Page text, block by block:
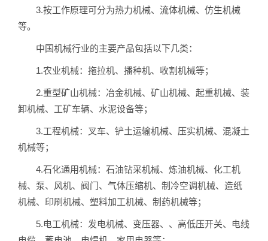
3.按工作原理可分为热力机械、流体机械、仿生机械
等。
中国机械行业的主要产品包括以下几类：
1.农业机械：拖拉机、播种机、收割机械等；
2.重型矿山机械：冶金机械、矿山机械、起重机械、装
卸机械、工矿车辆、水泥设备等；
3.工程机械：叉车、铲土运输机械、压实机械、混凝土
机械等；
4.石化通用机械：石油钻采机械、炼油机械、化工机
械、泵、风机、阀门、气体压缩机、制冷空调机械、造纸
机械、印刷机械、塑料加工机械、制药机械等；
5.电工机械：发电机械、变压器、、高低压开关、电线